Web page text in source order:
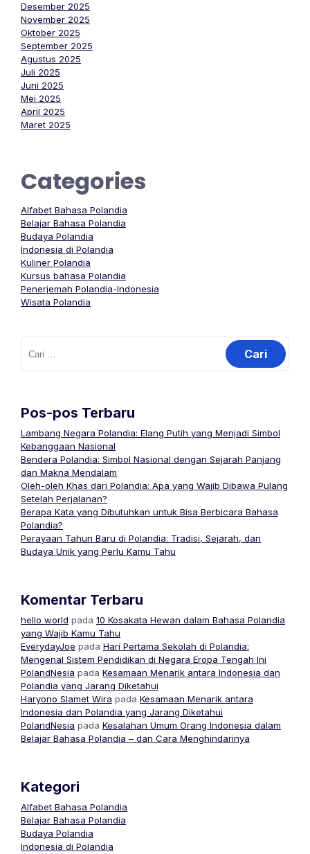
Desember 2025
November 2025
Oktober 2025
September 2025
Agustus 2025
Juli 2025
Juni 2025
Mei 2025
April 2025
Maret 2025
Categories
Alfabet Bahasa Polandia
Belajar Bahasa Polandia
Budaya Polandia
Indonesia di Polandia
Kuliner Polandia
Kursus bahasa Polandia
Penerjemah Polandia-Indonesia
Wisata Polandia
Cari
untuk:
Pos-pos Terbaru
Lambang Negara Polandia: Elang Putih yang Menjadi Simbol
Kebanggaan Nasional
Bendera Polandia: Simbol Nasional dengan Sejarah Panjang
dan Makna Mendalam
Oleh-oleh Khas dari Polandia: Apa yang Wajib Dibawa Pulang
Setelah Perjalanan?
Berapa Kata yang Dibutuhkan untuk Bisa Berbicara Bahasa
Polandia?
Perayaan Tahun Baru di Polandia: Tradisi, Sejarah, dan
Budaya Unik yang Perlu Kamu Tahu
Komentar Terbaru
hello world pada 10 Kosakata Hewan dalam Bahasa Polandia
yang Wajib Kamu Tahu
EverydayJoe pada Hari Pertama Sekolah di Polandia:
Mengenal Sistem Pendidikan di Negara Eropa Tengah Ini
PolandNesia pada Kesamaan Menarik antara Indonesia dan
Polandia yang Jarang Diketahui
Haryono Slamet Wira pada Kesamaan Menarik antara
Indonesia dan Polandia yang Jarang Diketahui
PolandNesia pada Kesalahan Umum Orang Indonesia dalam
Belajar Bahasa Polandia – dan Cara Menghindarinya
Kategori
Alfabet Bahasa Polandia
Belajar Bahasa Polandia
Budaya Polandia
Indonesia di Polandia